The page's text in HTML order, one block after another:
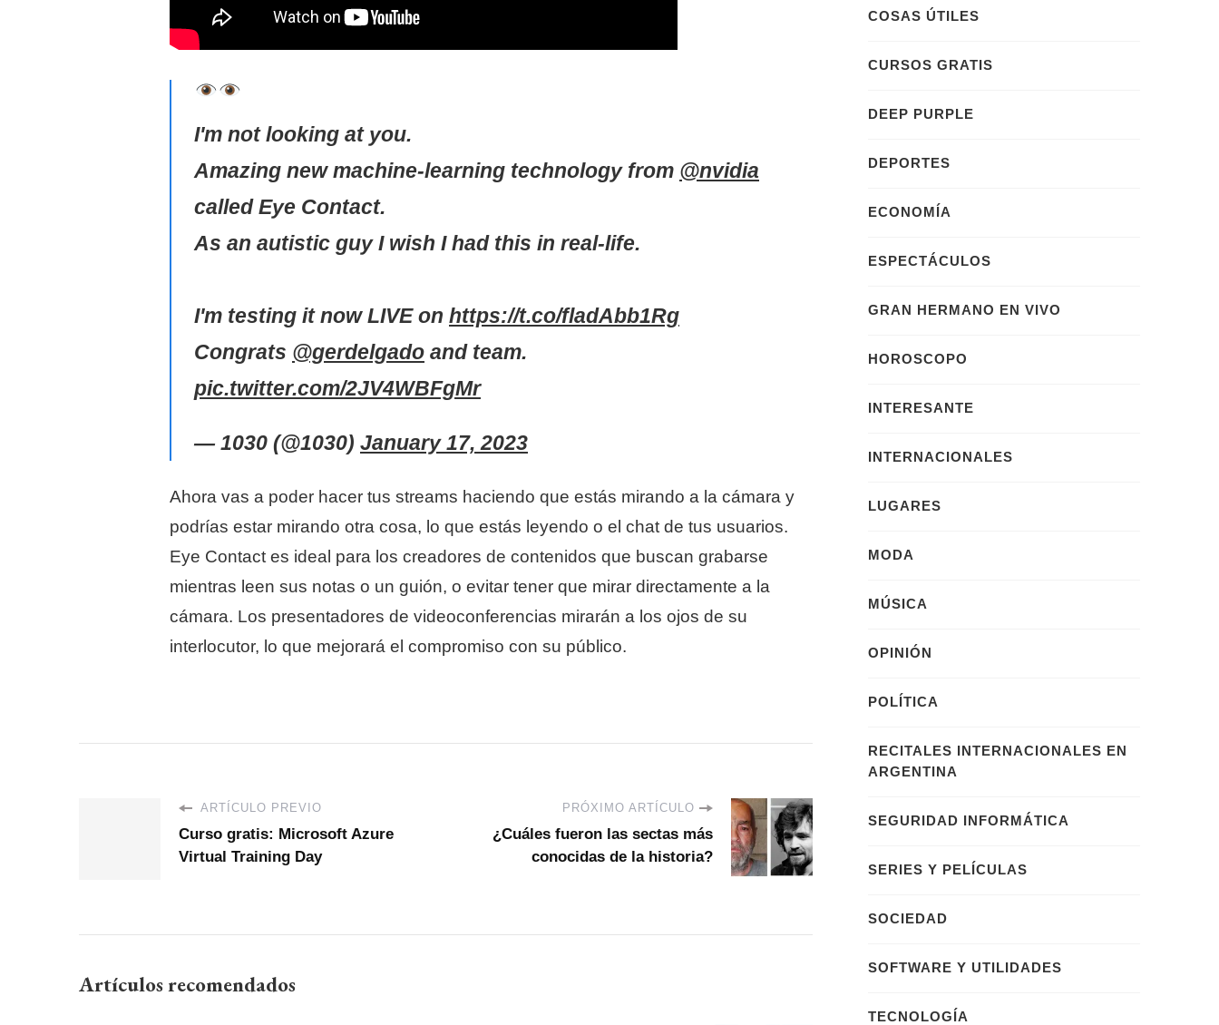
I'm not looking at you.
Amazing new machine-learning technology from @nvidia
called Eye Contact.
As an autistic guy I wish I had this in real-life.
I'm testing it now LIVE on https://t.co/fladAbb1Rg
Congrats @gerdelgado and team.
pic.twitter.com/2JV4WBFgMr
— 1030 (@1030) January 17, 2023
Ahora vas a poder hacer tus streams haciendo que estás mirando a la cámara y
podrías estar mirando otra cosa, lo que estás leyendo o el chat de tus usuarios.
Eye Contact es ideal para los creadores de contenidos que buscan grabarse
mientras leen sus notas o un guión, o evitar tener que mirar directamente a la
cámara. Los presentadores de videoconferencias mirarán a los ojos de su
interlocutor, lo que mejorará el compromiso con su público.
ARTÍCULO PREVIO
Curso gratis: Microsoft Azure
Virtual Training Day
PRÓXIMO ARTÍCULO
¿Cuáles fueron las sectas más
conocidas de la historia?
Artículos recomendados
COSAS ÚTILES
CURSOS GRATIS
DEEP PURPLE
DEPORTES
ECONOMÍA
ESPECTÁCULOS
GRAN HERMANO EN VIVO
HOROSCOPO
INTERESANTE
INTERNACIONALES
LUGARES
MODA
MÚSICA
OPINIÓN
POLÍTICA
RECITALES INTERNACIONALES EN
ARGENTINA
SEGURIDAD INFORMÁTICA
SERIES Y PELÍCULAS
SOCIEDAD
SOFTWARE Y UTILIDADES
TECNOLOGÍA